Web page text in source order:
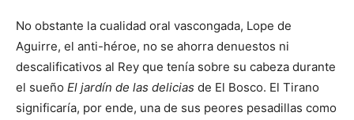
No obstante la cualidad oral vascongada, Lope de
Aguirre, el anti-héroe, no se ahorra denuestos ni
descalificativos al Rey que tenía sobre su cabeza durante
el sueño El jardín de las delicias de El Bosco. El Tirano
significaría, por ende, una de sus peores pesadillas como